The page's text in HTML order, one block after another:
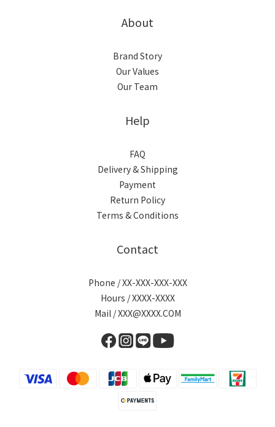
About
Brand Story
Our Values
Our Team
Help
FAQ
Delivery & Shipping
Payment
Return Policy
Terms & Conditions
Contact
Phone / XX-XXX-XXX-XXX
Hours / XXXX-XXXX
Mail / XXX@XXXX.COM